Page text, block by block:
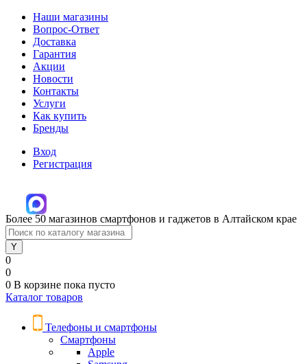
Наши магазины
Вопрос-Ответ
Доставка
Гарантия
Акции
Новости
Контакты
Услуги
Как купить
Бренды
Вход
Регистрация
Более 50 магазинов смартфонов и гаджетов в Алтайском крае
0
0
0 В корзине пока пусто
Каталог товаров
Телефоны и смартфоны
Смартфоны
Apple